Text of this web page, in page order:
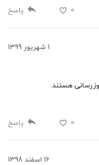
0 پاسخ
1 شهریور 1399
هستند.
0 پاسخ
16 اسفند 1398